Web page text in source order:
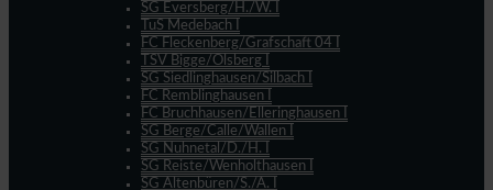
SG Eversberg/H./W. I
TuS Medebach I
FC Fleckenberg/Grafschaft 04 I
TSV Bigge/Olsberg I
SG Siedlinghausen/Silbach I
FC Remblinghausen I
FC Bruchhausen/Elleringhausen I
SG Berge/Calle/Wallen I
SG Nuhnetal/D./H. I
SG Reiste/Wenholthausen I
SG Altenbüren/S./A. I